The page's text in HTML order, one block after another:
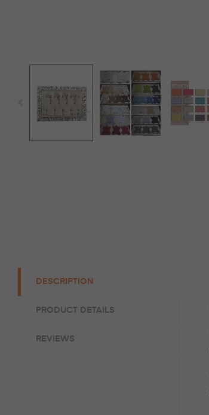
DESCRIPTION
PRODUCT DETAILS
REVIEWS